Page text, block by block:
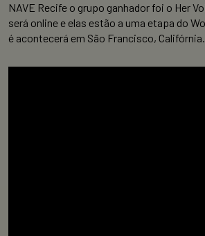
NAVE Recife o grupo ganhador foi o Her
será online e elas estão a uma etapa do
é acontecerá em São Francisco, Califórnia.